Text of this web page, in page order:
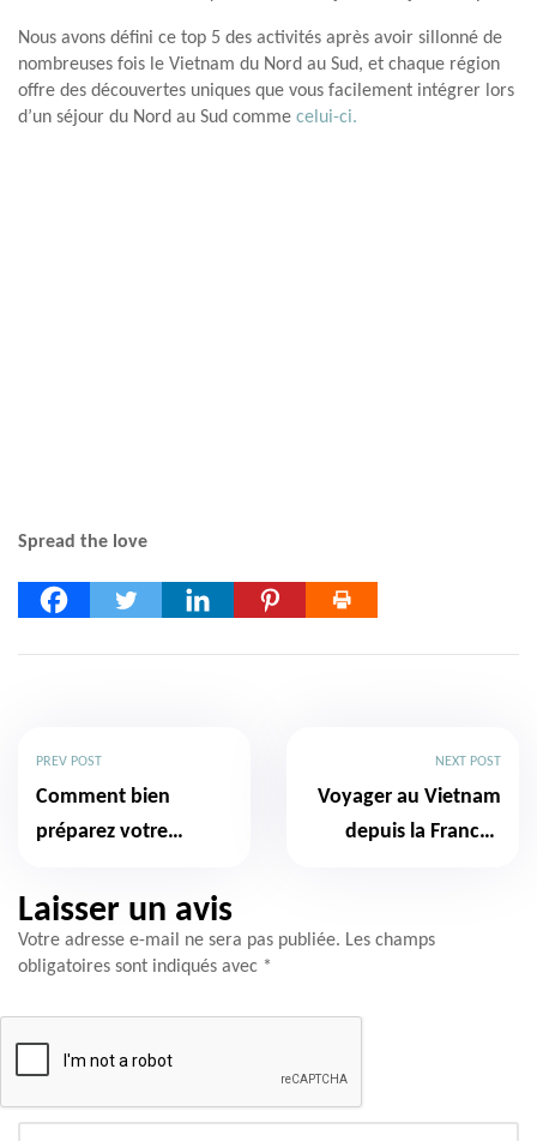
Nous avons défini ce top 5 des activités après avoir sillonné de
nombreuses fois le Vietnam du Nord au Sud, et chaque région
offre des découvertes uniques que vous facilement intégrer lors
d’un séjour du Nord au Sud comme celui-ci.
Spread the love
PREV POST
Comment bien
préparez votre
séjour touristique ?
NEXT POST
Voyager au Vietnam
depuis la France :
Laisser un avis
Votre adresse e-mail ne sera pas publiée. Les champs
obligatoires sont indiqués avec *